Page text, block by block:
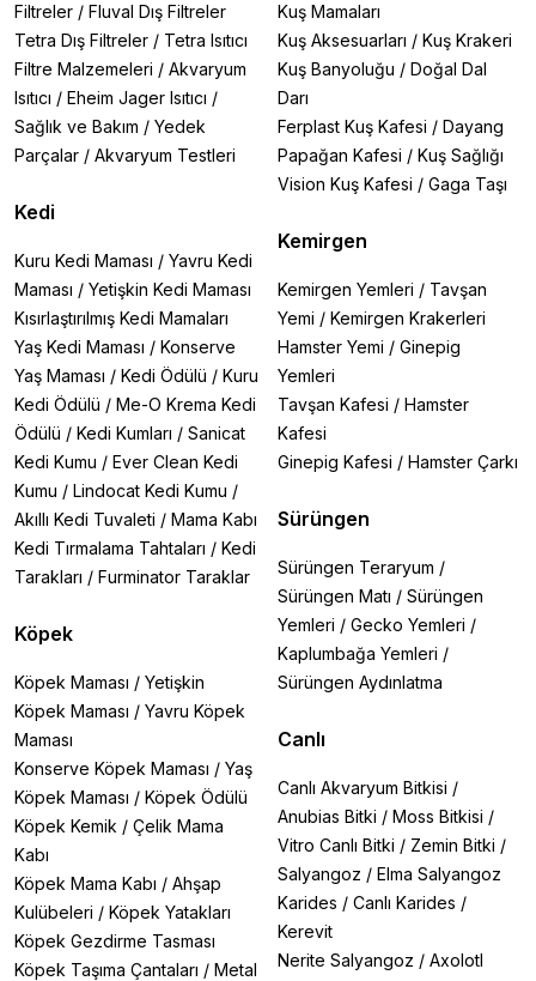
Filtreler / Fluval Dış Filtreler
Tetra Dış Filtreler / Tetra Isıtıcı
Filtre Malzemeleri / Akvaryum
Isıtıcı / Eheim Jager Isıtıcı /
Sağlık ve Bakım / Yedek
Parçalar / Akvaryum Testleri
Kedi
Kuru Kedi Maması / Yavru Kedi
Maması / Yetişkin Kedi Maması
Kısırlaştırılmış Kedi Mamaları
Yaş Kedi Maması / Konserve
Yaş Maması / Kedi Ödülü / Kuru
Kedi Ödülü / Me-O Krema Kedi
Ödülü / Kedi Kumları / Sanicat
Kedi Kumu / Ever Clean Kedi
Kumu / Lindocat Kedi Kumu /
Akıllı Kedi Tuvaleti / Mama Kabı
Kedi Tırmalama Tahtaları / Kedi
Tarakları / Furminator Taraklar
Köpek
Köpek Maması / Yetişkin
Köpek Maması / Yavru Köpek
Maması
Konserve Köpek Maması / Yaş
Köpek Maması / Köpek Ödülü
Köpek Kemik / Çelik Mama
Kabı
Köpek Mama Kabı / Ahşap
Kulübeleri / Köpek Yatakları
Köpek Gezdirme Tasması
Köpek Taşıma Çantaları / Metal
Kuş Mamaları
Kuş Aksesuarları / Kuş Krakeri
Kuş Banyoluğu / Doğal Dal
Darı
Ferplast Kuş Kafesi / Dayang
Papağan Kafesi / Kuş Sağlığı
Vision Kuş Kafesi / Gaga Taşı
Kemirgen
Kemirgen Yemleri / Tavşan
Yemi / Kemirgen Krakerleri
Hamster Yemi / Ginepig
Yemleri
Tavşan Kafesi / Hamster
Kafesi
Ginepig Kafesi / Hamster Çarkı
Sürüngen
Sürüngen Teraryum /
Sürüngen Matı / Sürüngen
Yemleri / Gecko Yemleri /
Kaplumbağa Yemleri /
Sürüngen Aydınlatma
Canlı
Canlı Akvaryum Bitkisi /
Anubias Bitki / Moss Bitkisi /
Vitro Canlı Bitki / Zemin Bitki /
Salyangoz / Elma Salyangoz
Karides / Canlı Karides /
Kerevit
Nerite Salyangoz / Axolotl